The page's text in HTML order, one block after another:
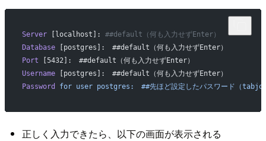
Server [localhost]: ##default（何も入力せずEnter）
Database [postgres]:　##default（何も入力せずEnter）
Port [5432]:　##default（何も入力せずEnter）
Username [postgres]:　##default（何も入力せずEnter）
Password
for user postgres:　##先ほど設定したパスワード（
正しく入力できたら、以下の画面が表示される